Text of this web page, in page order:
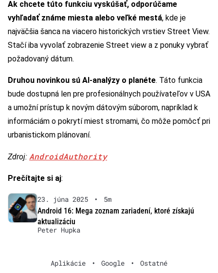
Ak chcete túto funkciu vyskúšať, odporúčame
vyhľadať známe miesta alebo veľké mestá, kde je
najväčšia šanca na viacero historických vrstiev Street View.
Stačí iba vyvolať zobrazenie Street view a z ponuky vybrať
požadovaný dátum.
Druhou novinkou sú AI-analýzy o planéte. Táto funkcia
bude dostupná len pre profesionálnych používateľov v USA
a umožní prístup k novým dátovým súborom, napríklad k
informáciám o pokrytí miest stromami, čo môže pomôcť pri
urbanistickom plánovaní.
Zdroj: AndroidAuthority
Prečítajte si aj:
23. júna 2025 •
5m
Android 16: Mega zoznam zariadení, ktoré získajú
aktualizáciu
Peter Hupka
Aplikácie • Google • Ostatné